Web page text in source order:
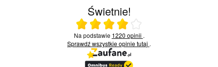
Świetnie!
Ocena średnia 4 na 5
Na podstawie 1220 opinii .
Sprawdź wszystkie opinietutaj .